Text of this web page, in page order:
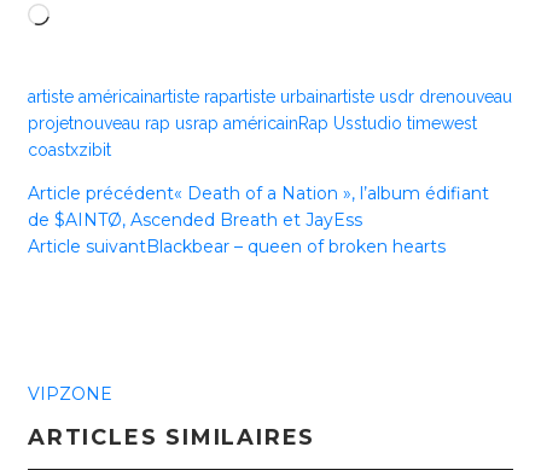
Chargement…
artiste américainartiste rapartiste urbainartiste usdr drenouveau
projetnouveau rap usrap américainRap Usstudio timewest
coastxzibit
Article précédent« Death of a Nation », l’album édifiant
de $AINTØ, Ascended Breath et JayEss
Article suivantBlackbear – queen of broken hearts
VIPZONE
ARTICLES SIMILAIRES